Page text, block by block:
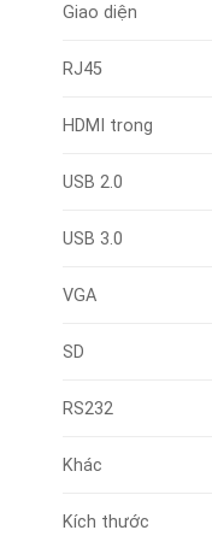
Giao diện
RJ45
HDMI trong
USB 2.0
USB 3.0
VGA
SD
RS232
Khác
Kích thước